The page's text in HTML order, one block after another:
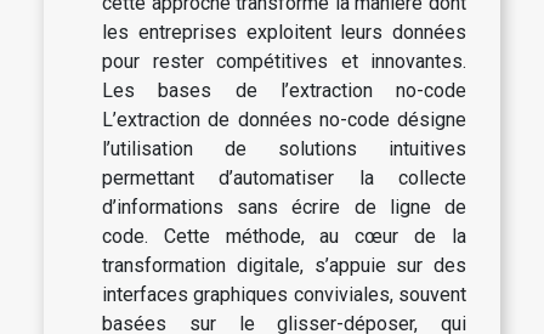
les entreprises exploitent leurs données
pour rester compétitives et innovantes.
Les bases de l’extraction no-code
L’extraction de données no-code désigne
l’utilisation de solutions intuitives
permettant d’automatiser la collecte
d’informations sans écrire de ligne de
code. Cette méthode, au cœur de la
transformation digitale, s’appuie sur des
interfaces graphiques conviviales, souvent
basées sur le glisser-déposer, qui